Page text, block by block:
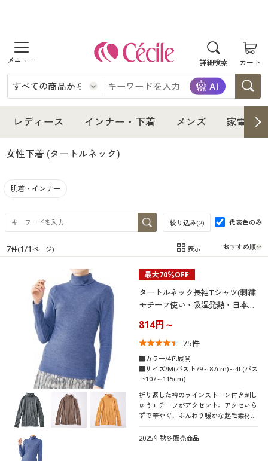
詳細検索 カート
商品を探す
レディース
レディースファッション
女性下着
インナー・下着
インナー・下着通販すべて
女性下着
メンズ下着
ジュニア・ティーンズ下着
メンズ
メンズ通販すべて
メンズファッション
メンズ下着
家電・雑貨
家電・雑貨すべて
家電
キッチン・雑貨・日用品
寝具・インテリア・家具
寝具・インテリア・家具通販すべて
家具・収納
寝具・ベッド
カーテン・ラグ・ファブリック
美容・健康
美容・健康通販すべて
美容・健康・サプリメント
制服・スクール
制服・スクールすべて
制服・学生服
ジュニア・ティーンズ下着
大きいサイズ
大きいサイズ通販すべて
大きいサイズ レディース服
大きいサイズ レディース下着
大きいサイズ メンズ
バーゲン
バーゲンセール
シークレットセール
詳細検索
商品カテゴリ一覧
カタログ
レディース インナー・下着 メンズ 家電・
女性下着 (タートルネック)
肌着・インナー
絞り込み(2) 代表色のみ
在庫 在庫のある商品のみ表示
カテゴリ
レディースサ
S M LL
5L 6L
カラー
7件(1/1 ページ) 表示
最大70％OFF
タートルネック長袖Tシャツ(刺繍
モチーフ使い・吸湿発熱・日本
814円～
75件
■カラー/4色展開
■サイズ/M(バスト79～87cm)～4L(バス
ト107～115cm)
折り返した衿のラインストーン付き刺し
ゅうモチーフがアクセント。アクセいら
ずで華やぐ、ふんわり暖かな起毛素材の
長袖Tシャツ。
2025年秋冬販売商品